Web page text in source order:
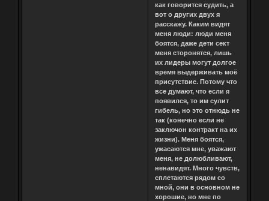
как говорится судить, а
вот о других двух я
расскажу. Каким видят
меня люди: люди меня
боятся, даже дети сект
меня сторонятся, лишь
их лидеры могут долгое
время выдерживать моё
присутствие. Потому что
все думают, что если я
появился, то им сулит
гибель, но это отнюдь не
так (конечно если не
заключон контракт на их
жизни). Меня боятся,
ужасаются мне, уважают
меня, не долюбливают,
ненавидят. Много чувств,
сплетаются рядом со
мной, они в основном не
хорошие, но мне по